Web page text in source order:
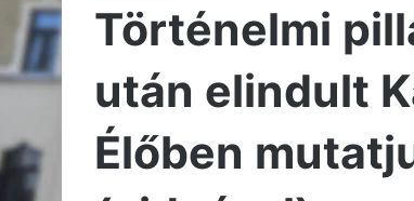
Történelmi
után elindult
Élőben